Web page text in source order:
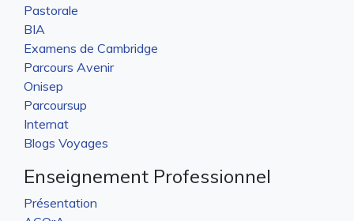
Pastorale
BIA
Examens de Cambridge
Parcours Avenir
Onisep
Parcoursup
Internat
Blogs Voyages
Enseignement Professionnel
Présentation